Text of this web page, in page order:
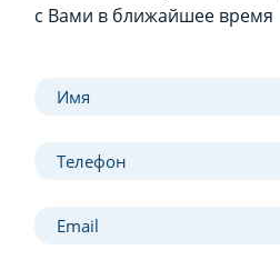
с Вами в ближайшее время